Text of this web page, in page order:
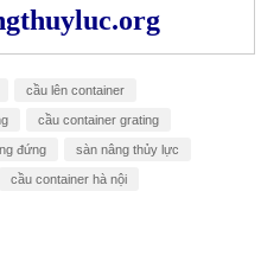
cầu lên container
cầu container grating
đứng sàn nâng thủy lực
cầu container hà nội